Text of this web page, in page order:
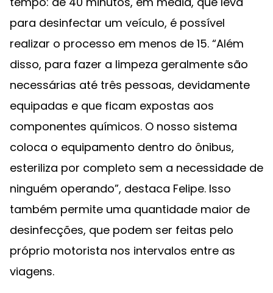
para desinfectar um veículo, é possível
realizar o processo em menos de 15. “Além
disso, para fazer a limpeza geralmente são
necessárias até três pessoas, devidamente
equipadas e que ficam expostas aos
componentes químicos. O nosso sistema
coloca o equipamento dentro do ônibus,
esteriliza por completo sem a necessidade de
ninguém operando”, destaca Felipe. Isso
também permite uma quantidade maior de
desinfecções, que podem ser feitas pelo
próprio motorista nos intervalos entre as
viagens.